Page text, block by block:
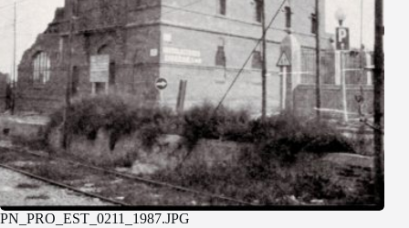
PN_PRO_EST_0211_1987.JPG